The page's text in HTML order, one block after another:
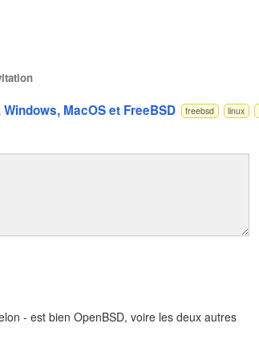
MacOS et FreeBSD freebsd linux
- est bien OpenBSD, voire les deux autres